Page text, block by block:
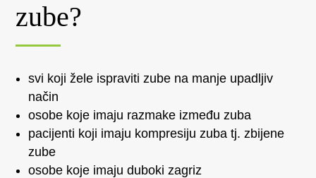
zube?
svi koji žele ispraviti zube na manje upadljiv
način
osobe koje imaju razmake između zuba
pacijenti koji imaju kompresiju zuba tj. zbijene
zube
osobe koje imaju duboki zagriz